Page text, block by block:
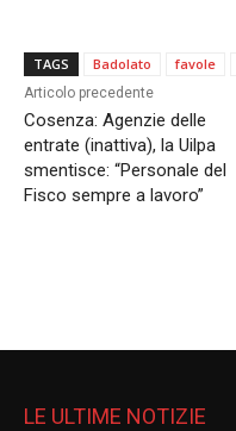
TAGS Badolato favole
Articolo precedente
Cosenza: Agenzie delle
entrate (inattiva), la Uilpa
smentisce: “Personale del
Fisco sempre a lavoro”
LE ULTIME NOTIZIE